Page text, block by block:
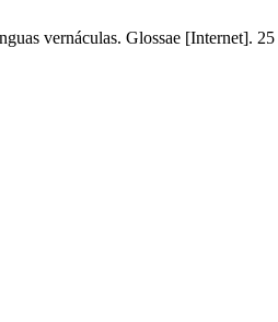
vernáculas. Glossae [Internet].